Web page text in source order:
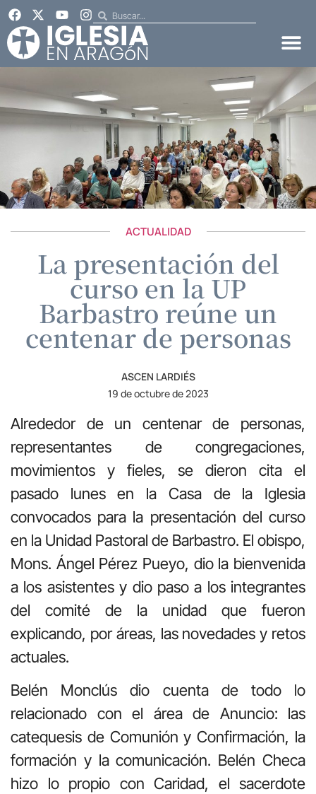
ACTUALIDAD
La presentación del
curso en la UP
Barbastro reúne un
centenar de personas
ASCEN LARDIÉS
19 de octubre de 2023
Alrededor de un centenar de personas,
representantes de congregaciones,
movimientos y fieles, se dieron cita el
pasado lunes en la Casa de la Iglesia
convocados para la presentación del curso
en la Unidad Pastoral de Barbastro. El obispo,
Mons. Ángel Pérez Pueyo, dio la bienvenida
a los asistentes y dio paso a los integrantes
del comité de la unidad que fueron
explicando, por áreas, las novedades y retos
actuales.
Belén Monclús dio cuenta de todo lo
relacionado con el área de Anuncio: las
catequesis de Comunión y Confirmación, la
formación y la comunicación. Belén Checa
hizo lo propio con Caridad, el sacerdote